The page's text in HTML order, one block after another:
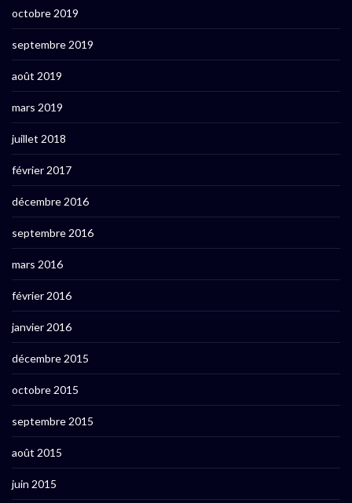
octobre 2019
septembre 2019
août 2019
mars 2019
juillet 2018
février 2017
décembre 2016
septembre 2016
mars 2016
février 2016
janvier 2016
décembre 2015
octobre 2015
septembre 2015
août 2015
juin 2015